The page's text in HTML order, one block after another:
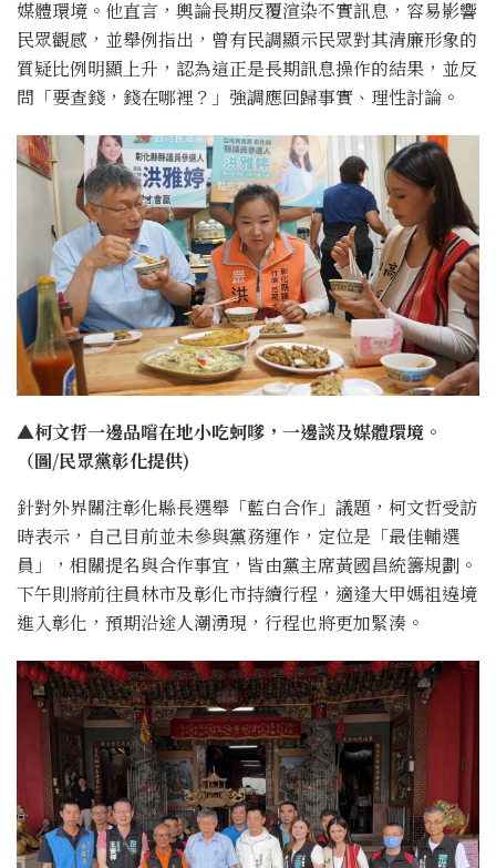
媒體環境。他直言，輿論長期反覆渲染不實訊息，容易影響
民眾觀感，並舉例指出，曾有民調顯示民眾對其清廉形象的
質疑比例明顯上升，認為這正是長期訊息操作的結果，並反
問「要查錢，錢在哪裡？」強調應回歸事實、理性討論。
▲柯文哲一邊品嚐在地小吃蚵嗲，一邊談及媒體環境。
（圖/民眾黨彰化提供)
針對外界關注彰化縣長選舉「藍白合作」議題，柯文哲受訪
時表示，自己目前並未參與黨務運作，定位是「最佳輔選
員」，相關提名與合作事宜，皆由黨主席黃國昌統籌規劃。
下午則將前往員林市及彰化市持續行程，適逢大甲媽祖遶境
進入彰化，預期沿途人潮湧現，行程也將更加緊湊。